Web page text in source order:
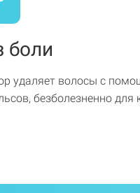
боли
удаляет волосы с
безболезненно для